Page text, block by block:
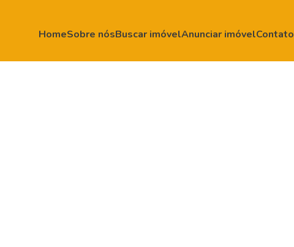
HomeSobre nósBuscar imóvelAnunciar imóvelContato